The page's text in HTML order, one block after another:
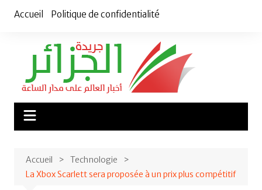
Accueil Politique de confidentialité
Accueil
Technologie
La Xbox Scarlett sera proposée à un prix plus compétitif